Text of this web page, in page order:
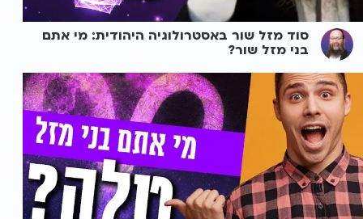
סוד מזל שור באסטרולוגיה היהודית: מי אתם
בני מזל שור?